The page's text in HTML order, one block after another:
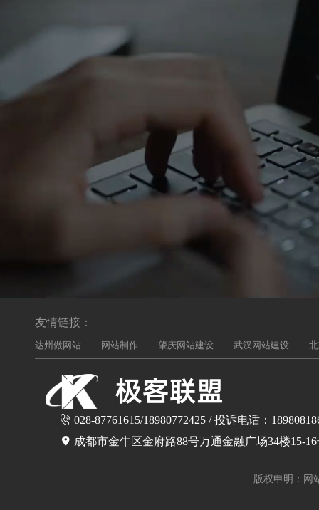
友情链接：
达州做网站 网站制作 肇庆网站建设 武汉网站建设
028-87761615/18980772425 / 投诉电话：
成都市金牛区金府路88号万通金融广场34楼15-
版权申明：网